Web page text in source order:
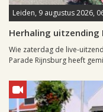
Leiden, 9 augustus 2026,
Herhaling uitzending
Wie zaterdag de live-
Parade Rijnsburg heeft